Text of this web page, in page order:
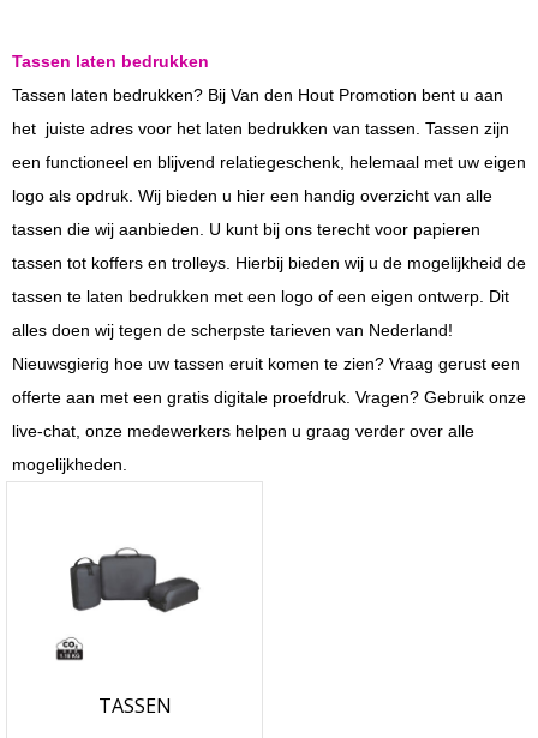
Tassen laten bedrukken
Tassen laten bedrukken? Bij Van den Hout Promotion bent u aan
het juiste adres voor het laten bedrukken van tassen. Tassen zijn
een functioneel en blijvend relatiegeschenk, helemaal met uw eigen
logo als opdruk. Wij bieden u hier een handig overzicht van alle
tassen die wij aanbieden. U kunt bij ons terecht voor papieren
tassen tot koffers en trolleys. Hierbij bieden wij u de mogelijkheid de
tassen te laten bedrukken met een logo of een eigen ontwerp. Dit
alles doen wij tegen de scherpste tarieven van Nederland!
Nieuwsgierig hoe uw tassen eruit komen te zien? Vraag gerust een
offerte aan met een gratis digitale proefdruk. Vragen? Gebruik onze
live-chat, onze medewerkers helpen u graag verder over alle
mogelijkheden.
TASSEN